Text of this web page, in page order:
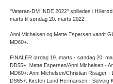
"Veteran-DM INDE 2022" spilledes i
marts til søndag 20. marts 2022.
Anni Michelsen og Mette Espersen vandt
MD60+.
FINALER lørdag 19. marts - søndag 20.
DD55+: Mette Espersen/Anni Michelsen -
MD60+: Anni Michelsen/Christian Risager
DS65+: Kirsten Lund Hermansen - Solveig